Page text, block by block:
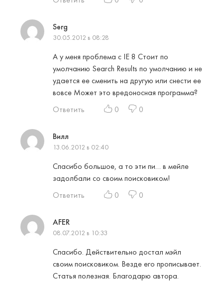
Serg
30.05.2012 в 08:28
А у меня проблема с IE 8 Стоит по
умолчанию Search Results по умолчанию и не
удается ее сменить на другую или снести ее
вовсе Может это вредоносная программа?
Ответить
0 0
Вилл
13.06.2012 в 02:40
Спасибо большое, а то эти пи… в мейле
задолбали со своим поисковиком!
Ответить
0 0
AFER
08.07.2012 в 10:33
Спасибо. Действительно достал мэйл
своим поисковиком. Везде его прописывает.
Статья полезная. Благодарю автора.